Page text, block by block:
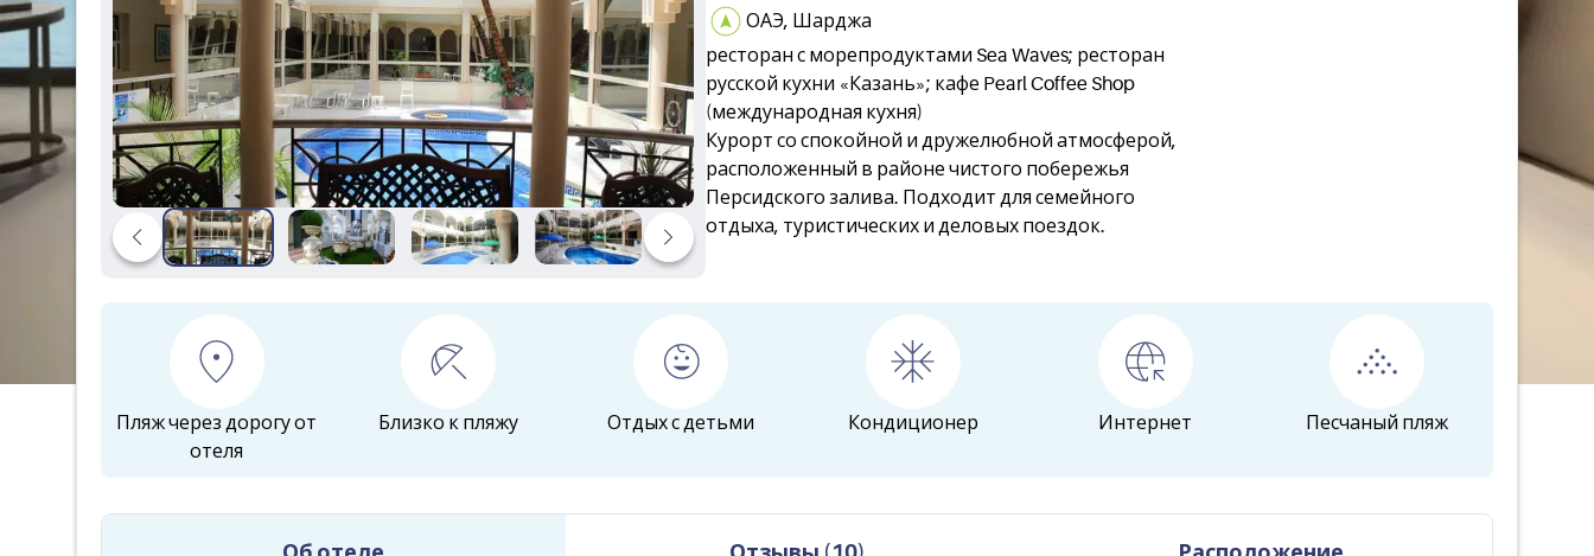
ОАЭ, Шарджа
ресторан с морепродуктами Sea Waves; ресторан
русской кухни «Казань»; кафе Pearl Coffee Shop
(международная кухня)
Курорт со спокойной и дружелюбной атмосферой,
расположенный в районе чистого побережья
Персидского залива. Подходит для семейного
отдыха, туристических и деловых поездок.
Пляж через дорогу от
отеля
Близко к пляжу Отдых с детьми Кондиционер Интернет Песчаный пляж